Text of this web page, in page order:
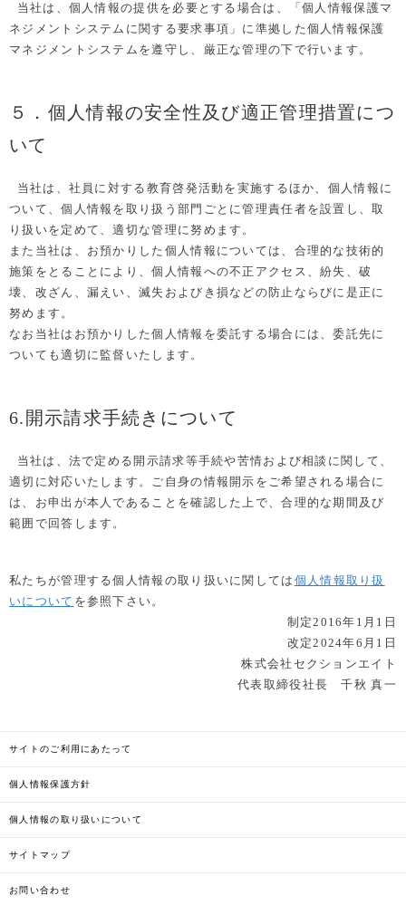
当社は、個人情報の提供を必要とする場合は、「個人情報保護マ
ネジメントシステムに関する要求事項」に準拠した個人情報保護
マネジメントシステムを遵守し、厳正な管理の下で行います。
５．個人情報の安全性及び適正管理措置につ
いて
当社は、社員に対する教育啓発活動を実施するほか、個人情報に
ついて、個人情報を取り扱う部門ごとに管理責任者を設置し、取
り扱いを定めて、適切な管理に努めます。
また当社は、お預かりした個人情報については、合理的な技術的
施策をとることにより、個人情報への不正アクセス、紛失、破
壊、改ざん、漏えい、滅失およびき損などの防止ならびに是正に
努めます。
なお当社はお預かりした個人情報を委託する場合には、委託先に
ついても適切に監督いたします。
6.開示請求手続きについて
当社は、法で定める開示請求等手続や苦情および相談に関して、
適切に対応いたします。ご自身の情報開示をご希望される場合に
は、お申出が本人であることを確認した上で、合理的な期間及び
範囲で回答します。
私たちが管理する個人情報の取り扱いに関しては 個人情報取り扱
いについて を参照下さい。
制定2016年1月1日
改定2024年6月1日
株式会社セクションエイト
代表取締役社長 千秋 真一
サイトのご利用にあたって
個人情報保護方針
個人情報の取り扱いについて
サイトマップ
お問い合わせ